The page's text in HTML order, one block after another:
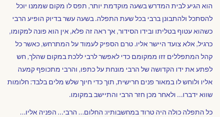
הוא הגיע לבית המדרש בשעה מוקדמת יותר, תפס לו מקום שממנו יוכל
להסתכל ולהתבונן ברבי בכל שעת התפלה. בשעה עשר בדיוק הופיע הרבי
כשהוא עטוף בטליתו ובידו הסידור, אך ראה זה פלא, אין הוא פונה למקומו,
כרגיל, אלא צועד היישר אליו. טרם הספיק לעמוד על המתרחש, כאשר כל
קהל המתפללים זזו ממקומם כדי לאפשר לרבי ללכת במקום שהלך, חש
לפתע את ידו הקדושה של הרבי מונחת על כתפו, והרבי מתכופף קמעה
אליו ולוחש לו במאור פנים חרישית, תוך כדי חיוך שלש מלים בלבד: חלומות
שווא ידברו… ולאחר מכן חזר הרבי והתיישב במקומו.
כל התפלה כולה היה טרוד במחשבותיו: החלום… הרבי… הפניה אליו…